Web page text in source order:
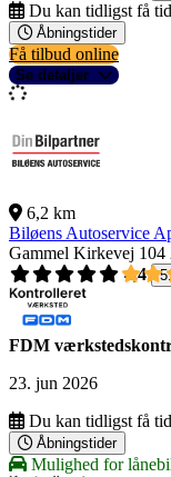
Du kan tidligst få
Åbningstider
Få tilbud online
Se detaljer
6,2 km
Biløens Autoservice
Gammel Kirkevej 104
4,4
FDM
23. jun 2026
Du kan tidligst få
Åbningstider
Mulighed for